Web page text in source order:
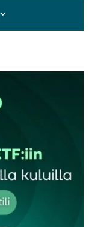
kirjautua
Pakolliset